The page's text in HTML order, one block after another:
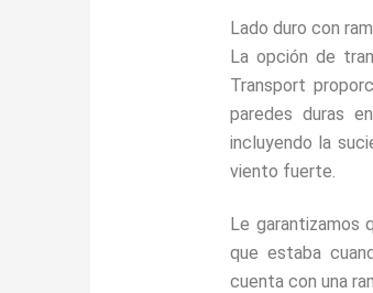
Lado duro con
La opción de
Transport
paredes duras
incluyendo la
viento fuerte.
Le garantizamos
que estaba
cuenta con una